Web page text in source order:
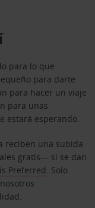
para lo que
para darte
para hacer un viaje
para unas
estará esperando.
reciben una subida
gratis— si se dan
Preferred. Solo